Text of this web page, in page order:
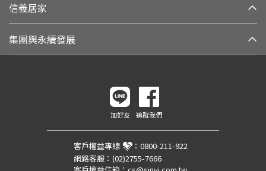
信義居家
集團與永續發展
加好友 追蹤我們
客戶權益專線 ： 0800-211-922
網路客服： (02)2755-7666